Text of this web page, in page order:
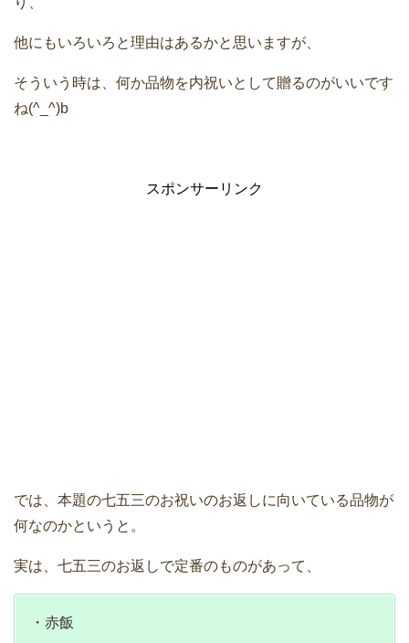
他にもいろいろと理由はあるかと思いますが、
そういう時は、何か品物を内祝いとして贈るのがいいです
ね(^_^)b
スポンサーリンク
では、本題の七五三のお祝いのお返しに向いている品物が
何なのかというと。
実は、七五三のお返しで定番のものがあって、
・赤飯